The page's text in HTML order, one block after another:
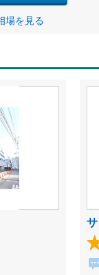
場を見る